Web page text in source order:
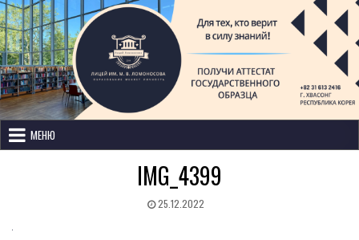
Лицей имени М. В. Ломоносова
с изучением иностранных языков
МЕНЮ
IMG_4399
25.12.2022